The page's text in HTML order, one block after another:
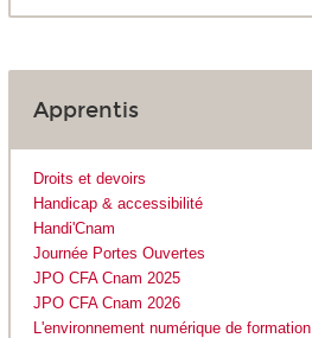
Apprentis
Droits et devoirs
Handicap & accessibilité
Handi'Cnam
Journée Portes Ouvertes
JPO CFA Cnam 2025
JPO CFA Cnam 2026
L'environnement numérique de formation